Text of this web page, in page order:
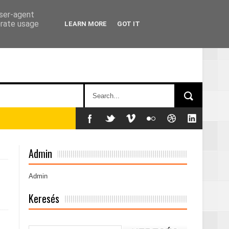
Admin
Admin
Keresés
agent
usage
LEARN MORE GOT IT